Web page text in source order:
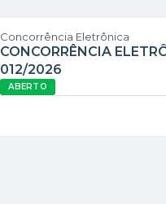
Concorrência Eletrônica
CONCORRÊNCIA
012/2026
ABERTO